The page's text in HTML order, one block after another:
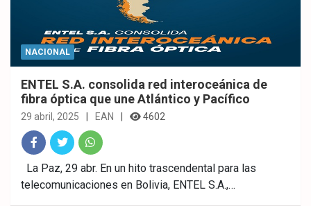
NACIONAL
ENTEL S.A. consolida red interoceánica de
fibra óptica que une Atlántico y Pacífico
29 abril, 2025 EAN 4602
Fac
ebo
Twitt
er
What
sAp
La Paz, 29 abr. En un hito trascendental para las
telecomunicaciones en Bolivia, ENTEL S.A.,…